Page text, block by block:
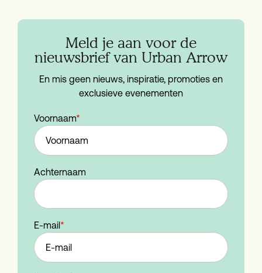
Meld je aan voor de
nieuwsbrief van Urban Arrow
En mis geen nieuws, inspiratie, promoties en
exclusieve evenementen
Voornaam*
Achternaam
E-mail *